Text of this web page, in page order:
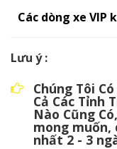
Các dòng xe VIP
Lưu ý :
Chúng Tôi
Cả Các Tỉnh
Nào Cũng
mong
nhất 2 - 3